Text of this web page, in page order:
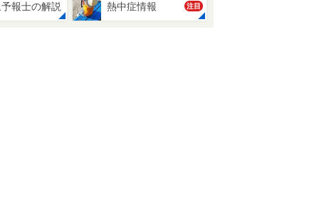
報士の解説 熱中症情報 注目